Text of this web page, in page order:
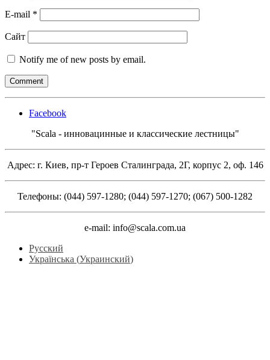
E-mail *
Сайт
Notify me of new posts by email.
Facebook
"Scala - инновацинные и классические лестницы"
Адрес: г. Киев, пр-т Героев Сталинграда, 2Г, корпус 2, оф. 146
Телефоны: (044) 597-1280; (044) 597-1270; (067) 500-1282
e-mail: info@scala.com.ua
Русский
Українська (Украинский)